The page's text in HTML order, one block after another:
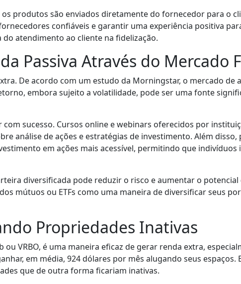
produtos são enviados diretamente do fornecedor para o
confiáveis e garantir uma experiência positiva
atendimento ao cliente na fidelização.
Passiva Através do Mercado
De acordo com um estudo da Morningstar, o mercado de
embora sujeito a volatilidade, pode ser uma fonte
sucesso. Cursos online e webinars oferecidos por
análise de ações e estratégias de investimento. Além
em ações mais acessível, permitindo que indivíduos
diversificada pode reduzir o risco e aumentar o
mútuos ou ETFs como uma maneira de diversificar seus
Propriedades Inativas
VRBO, é uma maneira eficaz de gerar renda extra,
em média, 924 dólares por mês alugando seus espaços.
que de outra forma ficariam inativas.